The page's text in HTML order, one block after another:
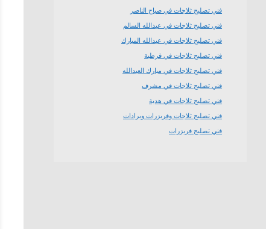
فني تصليح ثلاجات في صباح الناصر
فني تصليح ثلاجات في عبدالله السالم
فني تصليح ثلاجات في عبدالله المبارك
فني تصليح ثلاجات في قرطبة
فني تصليح ثلاجات في مبارك العبدالله
فني تصليح ثلاجات في مشرف
فني تصليح ثلاجات في هدية
فني تصليح ثلاجات وفريزرات وبرادات
فني تصليح فريزرات